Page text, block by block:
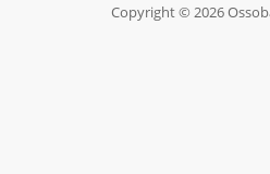
Copyright © 2026